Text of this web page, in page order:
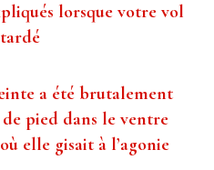
lorsque votre vol
a été brutalement
pied dans le ventre
elle gisait à l’agonie